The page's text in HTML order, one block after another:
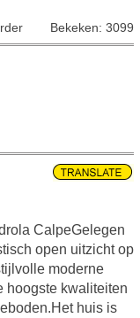
Bekeken: 3099
CalpeGelegen
open uitzicht op
moderne
hoogste kwaliteiten
huis is